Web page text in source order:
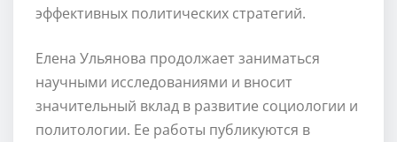
эффективных политических стратегий.
Елена Ульянова продолжает заниматься
научными исследованиями и вносит
значительный вклад в развитие социологии и
политологии. Ее работы публикуются в